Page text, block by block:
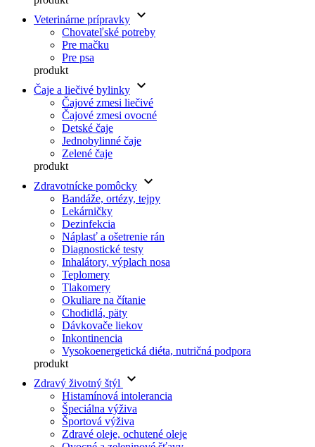
Veterinárne prípravky keyboard_arrow_down
Chovateľské potreby
Pre mačku
Pre psa
produkt
Čaje a liečivé bylinky keyboard_arrow_down
Čajové zmesi liečivé
Čajové zmesi ovocné
Detské čaje
Jednobylinné čaje
Zelené čaje
produkt
Zdravotnícke pomôcky keyboard_arrow_down
Bandáže, ortézy, tejpy
Lekárničky
Dezinfekcia
Náplasť a ošetrenie rán
Diagnostické testy
Inhalátory, výplach nosa
Teplomery
Tlakomery
Okuliare na čítanie
Chodidlá, päty
Dávkovače liekov
Inkontinencia
Vysokoenergetická diéta, nutričná podpora
produkt
Zdravý životný štýl
keyboard_arrow_down
Histamínová intolerancia
Špeciálna výživa
Športová výživa
Zdravé oleje, ochutené oleje